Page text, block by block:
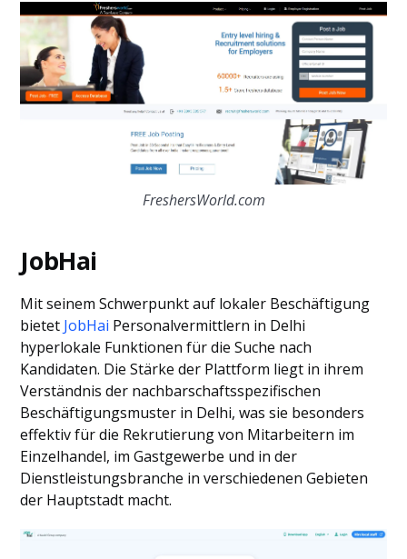
FreshersWorld.com
JobHai
Mit seinem Schwerpunkt auf lokaler Beschäftigung
bietet JobHai Personalvermittlern in Delhi
hyperlokale Funktionen für die Suche nach
Kandidaten. Die Stärke der Plattform liegt in ihrem
Verständnis der nachbarschaftsspezifischen
Beschäftigungsmuster in Delhi, was sie besonders
effektiv für die Rekrutierung von Mitarbeitern im
Einzelhandel, im Gastgewerbe und in der
Dienstleistungsbranche in verschiedenen Gebieten
der Hauptstadt macht.